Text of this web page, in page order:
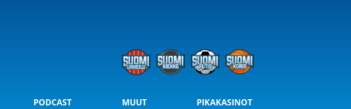
PODCAST MUUT PIKAKASINOT